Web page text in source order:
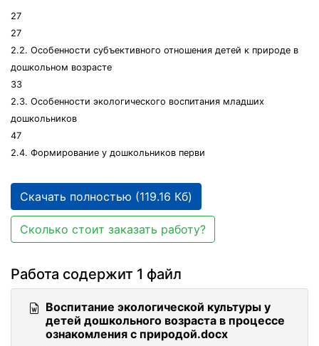
27
27
2.2. Особенности субъективного отношения детей к природе в
дошкольном возрасте
33
2.3. Особенности экологического воспитания младших
дошкольников
47
2.4. Формирование у дошкольников перви
Скачать полностью (119.16 Кб)
Сколько стоит заказать работу?
Работа содержит 1 файл
Воспитание экологической культуры у
детей дошкольного возраста в процессе
ознакомления с природой.docx